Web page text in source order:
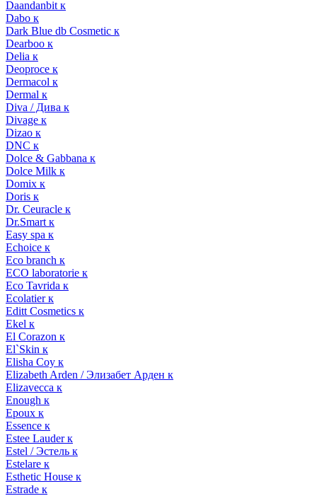
Daandanbit к
Dabo к
Dark Blue db Cosmetic к
Dearboo к
Delia к
Deoproce к
Dermacol к
Dermal к
Diva / Дива к
Divage к
Dizao к
DNC к
Dolce & Gabbana к
Dolce Milk к
Domix к
Doris к
Dr. Ceuracle к
Dr.Smart к
Easy spa к
Echoice к
Eco branch к
ECO laboratorie к
Eco Tavrida к
Ecolatier к
Editt Cosmetics к
Ekel к
El Corazon к
El`Skin к
Elisha Coy к
Elizabeth Arden / Элизабет Арден к
Elizavecca к
Enough к
Epoux к
Essence к
Estee Lauder к
Estel / Эстель к
Estelare к
Esthetic House к
Estrade к